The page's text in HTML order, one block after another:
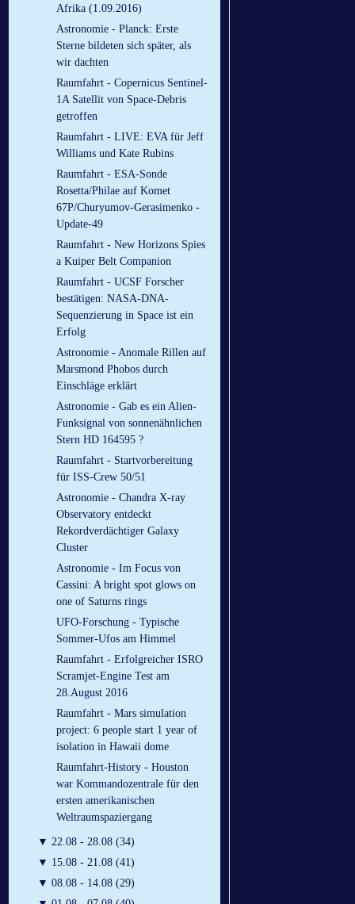
Afrika (1.09.2016)
Astronomie - Planck: Erste
Sterne bildeten sich später, als
wir dachten
Raumfahrt - Copernicus Sentinel-
1A Satellit von Space-Debris
getroffen
Raumfahrt - LIVE: EVA für Jeff
Williams und Kate Rubins
Raumfahrt - ESA-Sonde
Rosetta/Philae auf Komet
67P/Churyumov-Gerasimenko -
Update-49
Raumfahrt - New Horizons Spies
a Kuiper Belt Companion
Raumfahrt - UCSF Forscher
bestätigen: NASA-DNA-
Sequenzierung in Space ist ein
Erfolg
Astronomie - Anomale Rillen auf
Marsmond Phobos durch
Einschläge erklärt
Astronomie - Gab es ein Alien-
Funksignal von sonnenähnlichen
Stern HD 164595 ?
Raumfahrt - Startvorbereitung
für ISS-Crew 50/51
Astronomie - Chandra X-ray
Observatory entdeckt
Rekordverdächtiger Galaxy
Cluster
Astronomie - Im Focus von
Cassini: A bright spot glows on
one of Saturns rings
UFO-Forschung - Typische
Sommer-Ufos am Himmel
Raumfahrt - Erfolgreicher ISRO
Scramjet-Engine Test am
28.August 2016
Raumfahrt - Mars simulation
project: 6 people start 1 year of
isolation in Hawaii dome
Raumfahrt-History - Houston
war Kommandozentrale für den
ersten amerikanischen
Weltraumspaziergang
▼ 22.08 - 28.08 (34)
▼ 15.08 - 21.08 (41)
▼ 08.08 - 14.08 (29)